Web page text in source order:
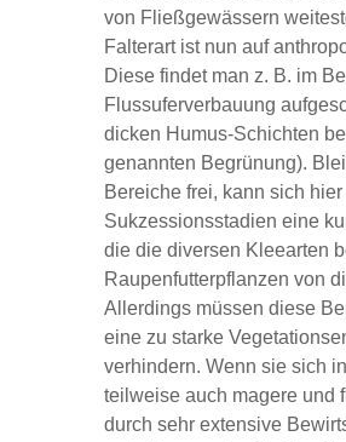
von Fließgewässern
Falterart ist nun auf
Diese findet man z. B. im
Flussuferverbauung
dicken Humus-Schichten
genannten Begrünung).
Bereiche frei, kann sich
Sukzessionsstadien eine
die die diversen Kleearten
Raupenfutterpflanzen von
Allerdings müssen diese
eine zu starke
verhindern. Wenn sie sich
teilweise auch magere und
durch sehr extensive